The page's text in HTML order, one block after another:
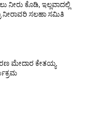
ಕೊಡಿ, ಇಲ್ಲವಾದಲ್ಲಿ
ನೀರಾವರಿ ಸಲಹಾ ಸಮಿತಿ
ಮೇದಾರ ಕೇತಯ್ಯ